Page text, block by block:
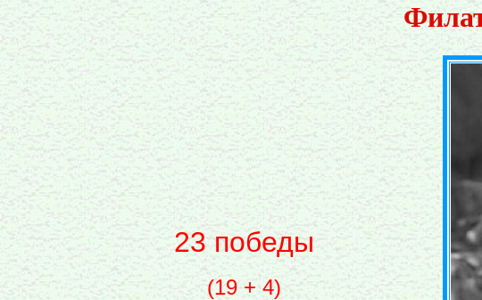
23 победы
(19 + 4)